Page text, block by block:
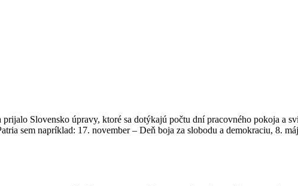
Slovensko úpravy, ktoré sa dotýkajú počtu dní pracovného pokoja a
sem napríklad: 17. november – Deň boja za slobodu a demokraciu, 8.